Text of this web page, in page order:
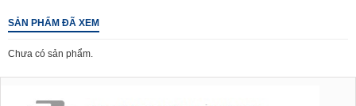
SẢN PHẨM ĐÃ XEM
Chưa có sản phẩm.